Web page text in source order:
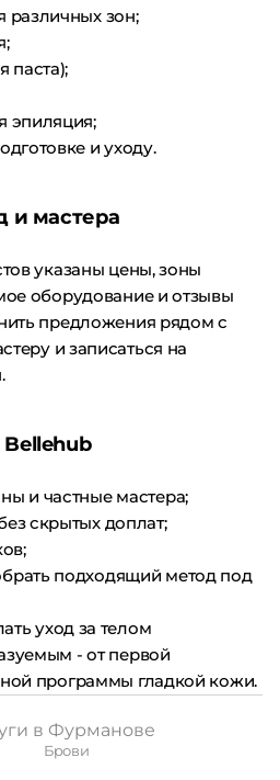
различных зон;
паста);
эпиляция;
и уходу.
и мастера
указаны цены, зоны
оборудование и отзывы
предложения рядом с
и записаться на
и частные мастера;
скрытых доплат;
подходящий метод под
уход за телом
- от первой
программы гладкой кожи.
в Фурманове
Брови